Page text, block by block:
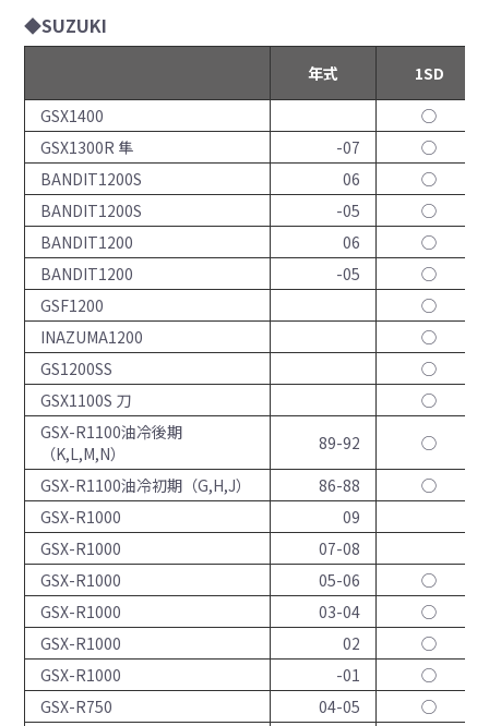
◆SUZUKI
年式
1SD
GSX1400
◯
GSX1300R 隼
-07
◯
BANDIT1200S
06
◯
BANDIT1200S
-05
◯
BANDIT1200
06
◯
BANDIT1200
-05
◯
GSF1200
◯
INAZUMA1200
◯
GS1200SS
◯
GSX1100S 刀
◯
GSX-R1100油冷後期
（K,L,M,N）
89-92
◯
GSX-R1100油冷初期（G,H,J）
86-88
◯
GSX-R1000
09
GSX-R1000
07-08
GSX-R1000
05-06
◯
GSX-R1000
03-04
◯
GSX-R1000
02
◯
GSX-R1000
-01
◯
GSX-R750
04-05
◯